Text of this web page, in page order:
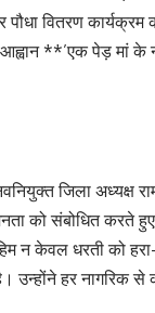
पौधा वितरण
आह्वान **’एक पेड़
जिला
को संबोधित करते
न केवल धरती को
उन्होंने हर